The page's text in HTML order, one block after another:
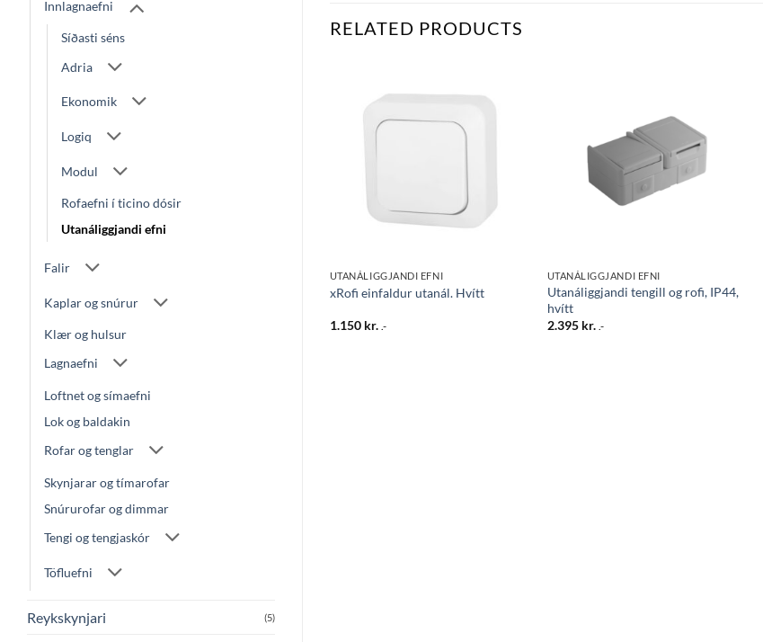
Innlagnaefni
Síðasti séns
Adria
Ekonomik
Logiq
Modul
Rofaefni í ticino dósir
Utanáliggjandi efni
Falir
Kaplar og snúrur
Klær og hulsur
Lagnaefni
Loftnet og símaefni
Lok og baldakin
Rofar og tenglar
Skynjarar og tímarofar
Snúrurofar og dimmar
Tengi og tengjaskór
Töfluefni
Reykskynjari (5)
RELATED PRODUCTS
UTANÁLIGGJANDI EFNI
xRofi einfaldur utanál. Hvítt
1.150 kr. .-
óskalista
UTANÁLIGGJANDI EFNI
Utanáliggjandi tengill og rofi, IP44,
hvítt
2.395 kr. .-
Bæta
óskalista